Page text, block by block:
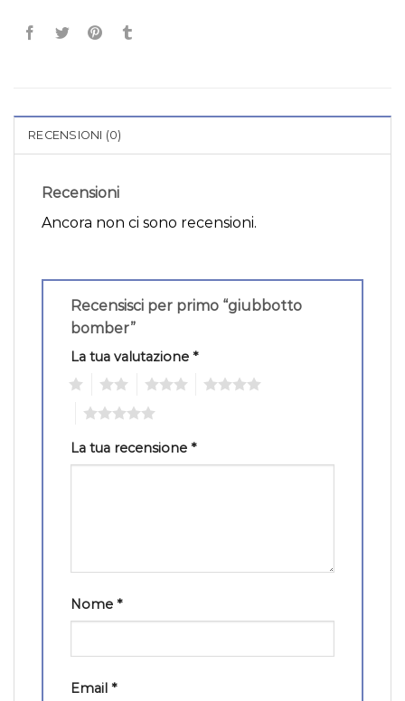
RECENSIONI (0)
Recensioni
Ancora non ci sono recensioni.
Recensisci per primo “giubbotto
bomber”
La tua valutazione *
La tua recensione *
Nome *
Email *